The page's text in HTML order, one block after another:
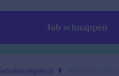
Job schnappen